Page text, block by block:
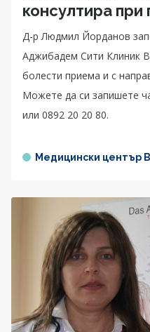
консултира
Д-р Людмил Йорданов
Аджибадем Сити Клиник
болести приема и с
Можете да си запишете
или 0892 20 20 80.
Медицински център